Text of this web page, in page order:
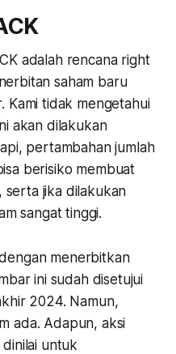
adalah rencana right
saham baru
Kami tidak mengetahui
akan dilakukan
pertambahan jumlah
berisiko membuat
serta jika dilakukan
sangat tinggi.
menerbitkan
ini sudah disetujui
2024. Namun,
ada. Adapun, aksi
untuk